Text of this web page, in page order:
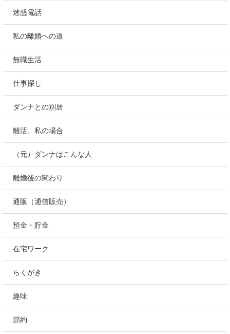
迷惑電話
私の離婚への道
無職生活
仕事探し
ダンナとの別居
離活、私の場合
（元）ダンナはこんな人
離婚後の関わり
通販（通信販売）
預金・貯金
在宅ワーク
らくがき
趣味
節約